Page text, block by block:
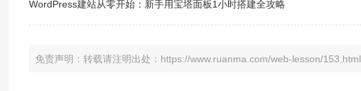
WordPress建站从零开始：新手用宝塔面板1小时搭建全攻略
免责声明：转载请注明出处：https://www.ruanma.com/web-lesson/153.html